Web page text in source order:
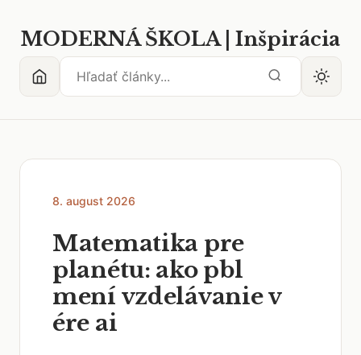
MODERNÁ ŠKOLA | Inšpirácia
8. august 2026
Matematika pre
planétu: ako pbl
mení vzdelávanie v
ére ai